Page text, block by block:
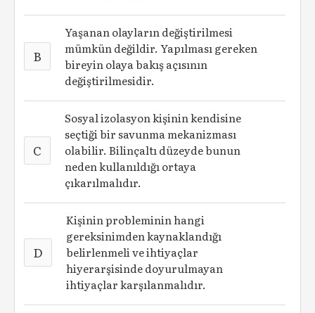
B
Yaşanan olayların değiştirilmesi
mümkün değildir. Yapılması gereken
bireyin olaya bakış açısının
değiştirilmesidir.
C
Sosyal izolasyon kişinin kendisine
seçtiği bir savunma mekanizması
olabilir. Bilinçaltı düzeyde bunun
neden kullanıldığı ortaya
çıkarılmalıdır.
D
Kişinin probleminin hangi
gereksinimden kaynaklandığı
belirlenmeli ve ihtiyaçlar
hiyerarşisinde doyurulmayan
ihtiyaçlar karşılanmalıdır.